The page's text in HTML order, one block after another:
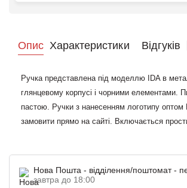
Опис Характеристики Відгуків
Ручка представлена під моделлю IDA в
глянцевому корпусі і чорними елементами.
пастою. Ручки з нанесенням логотипу
замовити прямо на сайті. Включається
урочистості, клієнтам на виставки,
Нова Пошта - відділення/поштомат -
завтра до 18:00